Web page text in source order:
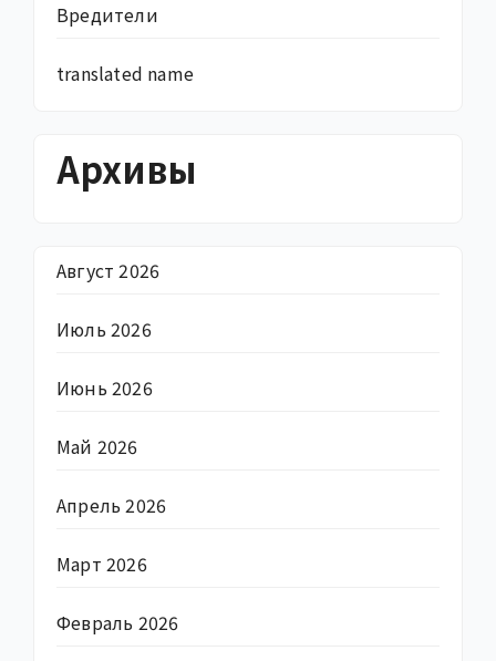
Вредители
translated name
Архивы
Август 2026
Июль 2026
Июнь 2026
Май 2026
Апрель 2026
Март 2026
Февраль 2026